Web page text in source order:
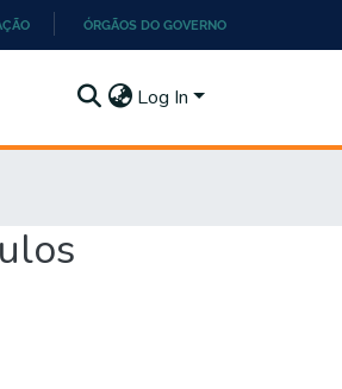
ÓRGÃOS DO GOVERNO
Log In